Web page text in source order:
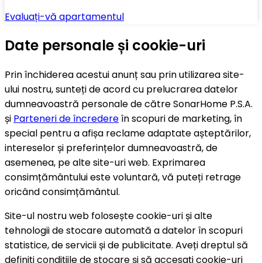
Evaluați-vă apartamentul
Date personale și cookie-uri
Prin închiderea acestui anunț sau prin utilizarea site-
ului nostru, sunteți de acord cu prelucrarea datelor
dumneavoastră personale de către SonarHome P.S.A.
și Parteneri de încredereîn scopuri de marketing, în
special pentru a afișa reclame adaptate așteptărilor,
intereselor și preferințelor dumneavoastră, de
asemenea, pe alte site-uri web. Exprimarea
consimțământului este voluntară, vă puteți retrage
oricând consimțământul.
Site-ul nostru web folosește cookie-uri și alte
tehnologii de stocare automată a datelor în scopuri
statistice, de servicii și de publicitate. Aveți dreptul să
definiți condițiile de stocare și să accesați cookie-uri